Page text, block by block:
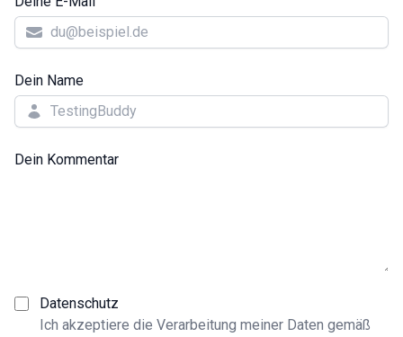
Dein Name
Dein Kommentar
Datenschutz
Ich akzeptiere die Verarbeitung meiner Daten gemäß